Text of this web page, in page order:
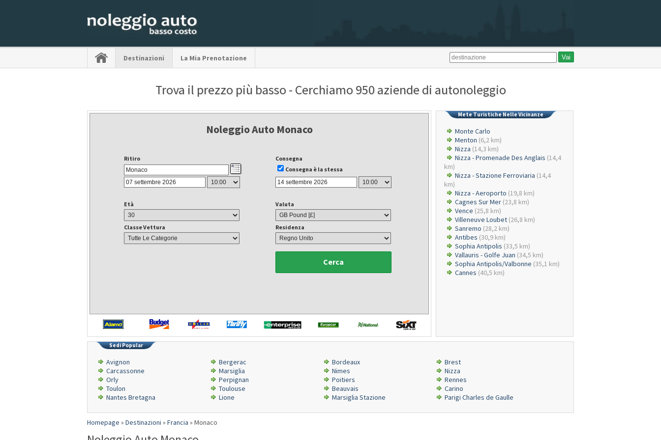
Destinazioni La Mia Prenotazione
Trova il prezzo più basso - Cerchiamo 950 aziende di autonoleggio
Noleggio Auto Monaco
Ritiro
Consegna
Consegna è la stessa
Età Valuta
Classe Vettura Residenza
Cerca
Mete Turistiche Nelle Vicinanze
Monte Carlo
Menton (6,2 km)
Nizza (14,3 km)
Nizza - Promenade Des Anglais (14,4
km)
Nizza - Stazione Ferroviaria (14,4
km)
Nizza - Aeroporto (19,8 km)
Cagnes Sur Mer (23,8 km)
Vence (25,8 km)
Villeneuve Loubet (26,8 km)
Sanremo (28,2 km)
Antibes (30,9 km)
Sophia Antipolis (33,5 km)
Vallauris - Golfe Juan (34,5 km)
Sophia Antipolis/Valbonne (35,1 km)
Cannes (40,5 km)
Sedi Popular
Avignon Bergerac Bordeaux
Brest
Carcassonne
Marsiglia Nimes
Nizza
Orly
Perpignan Poitiers
Rennes
Toulon
Toulouse Beauvais
Carino
Nantes Bretagna
Lione Marsiglia Stazione Parigi Charles de Gaulle
Homepage » Destinazioni » Francia » Monaco